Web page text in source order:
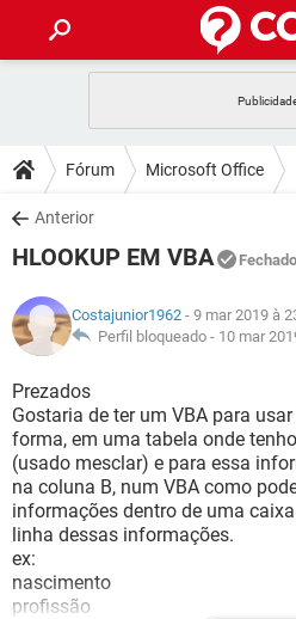
CELULAR
OUTLOOK
INSTAGRAM
GUIA DE COMPRAS
DICAS
JOGOS
INSTAGRAM
GUIA DE COMPRAS
DOWNLOADS
JOGOS
CELULAR
OUTLOOK
INSTAGRAM
GUIA DE COMPRAS
JOGOS
CELULAR
OUTLOOK
INSTAGRAM
GUIA DE COMPRAS
GLOSSÁRIO
JOGOS
CELULAR
OUTLOOK
INSTAGRAM
GUIA DE COMPRAS
Fórum Microsoft Office
Anterior
HLOOKUP EM VBA Fechado
Costajunior1962 - 9 mar 2019 à
Perfil bloqueado - 10 mar
Prezados
Gostaria de ter um VBA para
forma, em uma tabela onde
(usado mesclar) e para essa
na coluna B, num VBA como
informações dentro de uma
linha dessas informações.
ex:
nascimento
profissão